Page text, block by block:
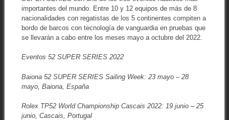
importantes del mundo. Entre 10 y 12 equipos de más de 8
nacionalidades con regatistas de los 5 continentes compiten a
bordo de barcos con tecnología de vanguardia en pruebas que
se llevarán a cabo entre los meses mayo a octubre del 2022.
Eventos 52 SUPER SERIES 2022
Baiona 52 SUPER SERIES Sailing Week: 23 mayo – 28
mayo, Baiona, España
Rolex TP52 World Championship Cascais 2022: 19 junio – 25
junio, Cascais, Portugal